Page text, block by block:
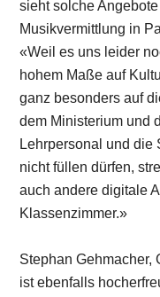
sieht solche
Musikvermittlung in
«Weil es uns leider
hohem Maße auf
ganz besonders auf
dem Ministerium und
Lehrpersonal und die
nicht füllen dürfen,
auch andere digitale
Klassenzimmer.»
Stephan Gehmacher,
ist ebenfalls